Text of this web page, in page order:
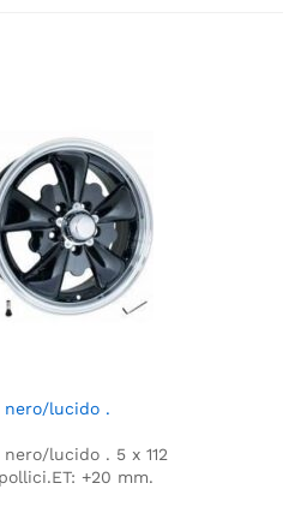
nero/lucido .
nero/lucido . 5 x 112
ET: +20 mm.